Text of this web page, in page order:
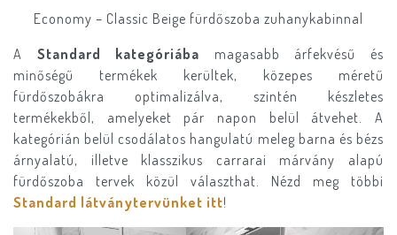
Economy – Classic Beige fürdőszoba zuhanykabinnal
A
Standard kategóriába
magasabb árfekvésű és
minőségű termékek kerültek, közepes méretű
fürdőszobákra optimalizálva, szintén készletes
termékekből, amelyeket pár napon belül átvehet. A
kategórián belül csodálatos hangulatú meleg barna és bézs
árnyalatú, illetve klasszikus carrarai márvány alapú
fürdőszoba tervek közül választhat. Nézd meg többi
Standard látványtervünket itt!